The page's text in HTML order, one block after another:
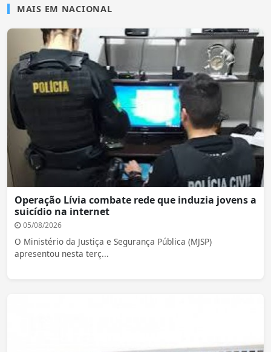
MAIS EM NACIONAL
Operação Lívia combate rede que induzia jovens a
suicídio na internet
05/08/2026
O Ministério da Justiça e Segurança Pública (MJSP)
apresentou nesta terç...